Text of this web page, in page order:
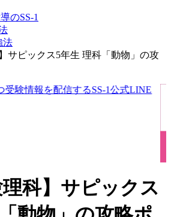
のSS-1
法
サピックス5年生 理科「動物」の攻
理科】サピックス